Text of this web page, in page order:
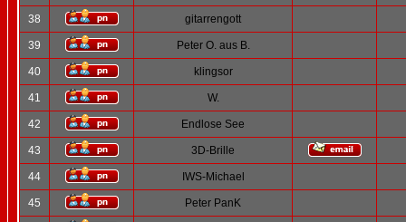
38 gitarrengott
39 Peter O. aus B.
40 klingsor
41 W.
42 Endlose See
43 3D-Brille
44 IWS-Michael
45 Peter PanK